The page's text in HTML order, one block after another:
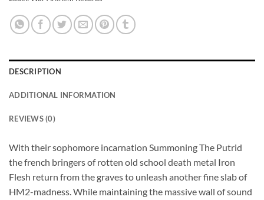
DESCRIPTION
ADDITIONAL INFORMATION
REVIEWS (0)
With their sophomore incarnation Summoning The Putrid
the french bringers of rotten old school death metal Iron
Flesh return from the graves to unleash another fine slab of
HM2-madness. While maintaining the massive wall of sound